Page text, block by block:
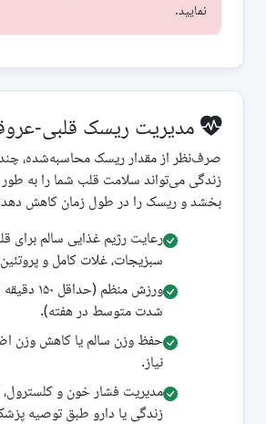
نمایید.
مدیریت ریسک قلبی-
صرف‌نظر از مقدار ریسک محاسبه‌شده،
زندگی می‌تواند سلامت قلب شما را به
بخشد و ریسک را در طول زمان کاهش
رعایت رژیم غذایی سالم برای
سبزیجات، غلات کامل و
ورزش منظم
شدت متوسط در هفته).
حفظ وزن سالم یا کاهش وزن
نیاز.
مدیریت فشار خون و کلسترول،
زندگی یا دارو طبق توصیه